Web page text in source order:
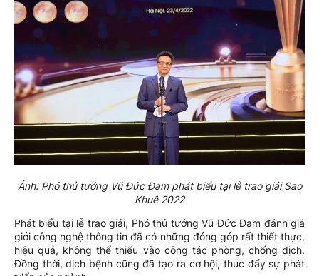
Ảnh: Phó thủ tướng Vũ Đức Đam phát biểu tại lễ trao giải Sao
Khuê 2022
Phát biểu tại lễ trao giải, Phó thủ tướng Vũ Đức Đam đánh giá
giới công nghệ thông tin đã có những đóng góp rất thiết thực,
hiệu quả, không thể thiếu vào công tác phòng, chống dịch.
Đồng thời, dịch bệnh cũng đã tạo ra cơ hội, thúc đẩy sự phát